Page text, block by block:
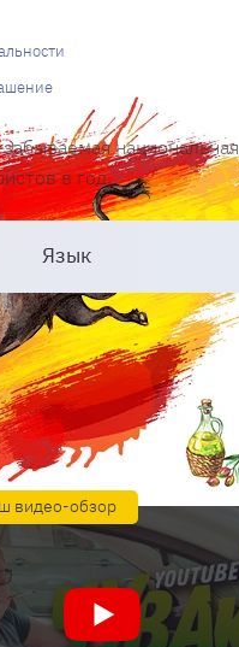
национальная
в год.
Язык
видео-обзор